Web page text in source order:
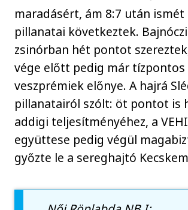
maradásért, ám 8:7 után ismét
pillanatai következtek.
zsinórban hét pontot
vége előtt pedig már tízpontos
veszprémiek előnye. A hajrá
pillanatairól szólt: öt pontot is
addigi teljesítményéhez, a
együttese pedig végül
győzte le a sereghajtó